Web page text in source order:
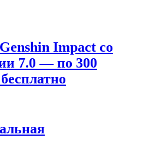
Impact со
7.0 — по 300